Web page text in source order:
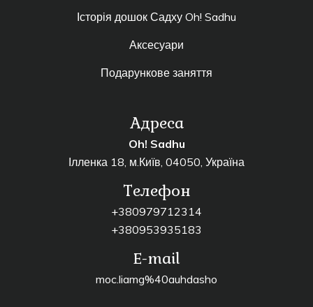
Історія дошок Садху Oh! Sadhu
Аксесуари
Подарункове заняття
Адреса
Oh! Sadhu
Ілленка 18, м.Київ, 04050, Україна
Телефон
+380979712314
+380953935183
E-mail
moc.liamg%40auhdasho